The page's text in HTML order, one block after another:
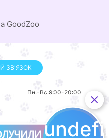
GoodZoo
ЗВ'ЯЗОК
Пн.-Вс.9:00-20:00